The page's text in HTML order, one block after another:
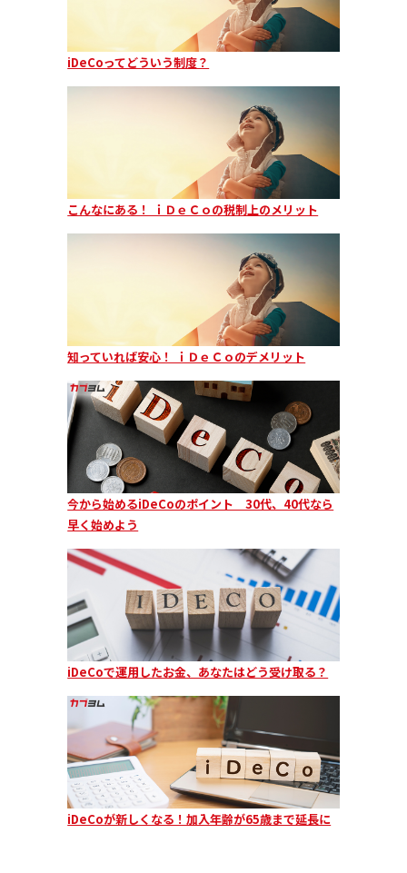
iDeCoってどういう制度？
こんなにある！ ｉＤｅＣｏの税制上のメリット
知っていれば安心！ ｉＤｅＣｏのデメリット
今から始めるiDeCoのポイント 30代、40代なら
早く始めよう
iDeCoで運用したお金、あなたはどう受け取る？
iDeCoが新しくなる！加入年齢が65歳まで延長に